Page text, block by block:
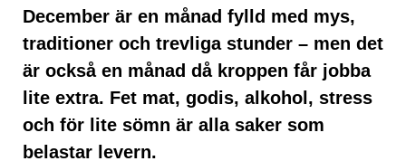
December är en månad fylld med mys,
traditioner och trevliga stunder – men det
är också en månad då kroppen får jobba
lite extra. Fet mat, godis, alkohol, stress
och för lite sömn är alla saker som
belastar levern.